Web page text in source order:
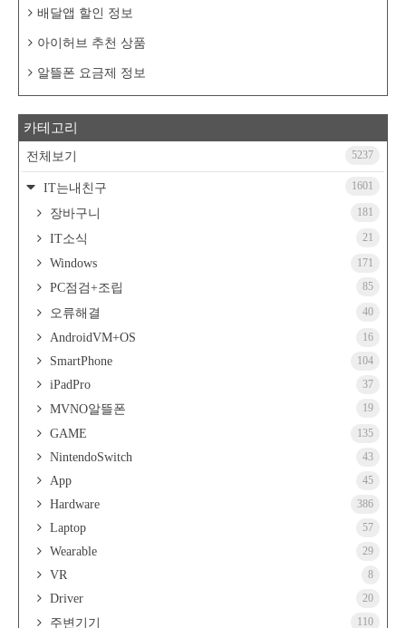
배달앱 할인 정보
아이허브 추천 상품
알뜰폰 요금제 정보
카테고리
전체보기 5237
IT는내친구 1601
장바구니 181
IT소식 21
Windows 171
PC점검+조립 85
오류해결 40
AndroidVM+OS 16
SmartPhone 104
iPadPro 37
MVNO알뜰폰 19
GAME 135
NintendoSwitch 43
App 45
Hardware 386
Laptop 57
Wearable 29
VR 8
Driver 20
주변기기 110